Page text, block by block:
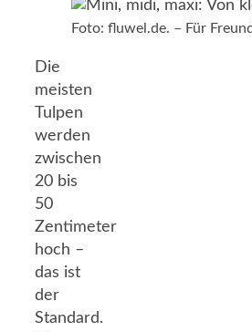
Foto: fluwel.de. – Für
Die
meisten
Tulpen
werden
zwischen
20 bis
50
Zentimeter
hoch –
das ist
der
Standard.